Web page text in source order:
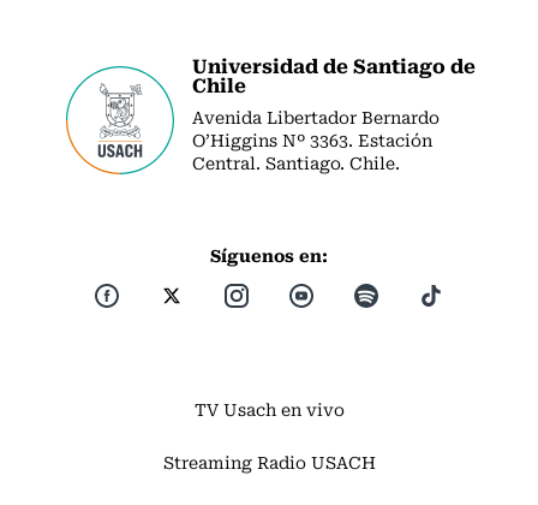
Universidad de Santiago de
Chile
Avenida Libertador Bernardo
O’Higgins Nº 3363. Estación
Central. Santiago. Chile.
Síguenos en:
TV Usach en vivo
Streaming Radio USACH